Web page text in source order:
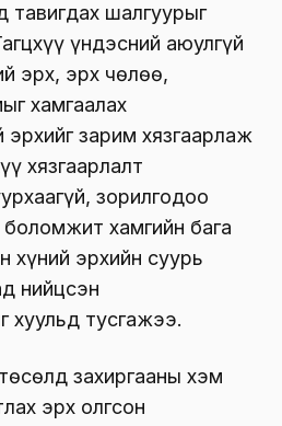
тавигдах шалгуурыг
үндэсний аюулгүй
эрх, эрх чөлөө,
хамгаалах
эрхийг зарим хязгаарлаж
хязгаарлалт
зорилгодоо
хамгийн бага
хүний эрхийн суурь
нийцсэн
хуульд тусгажээ.
захиргааны хэм
эрх олгсон